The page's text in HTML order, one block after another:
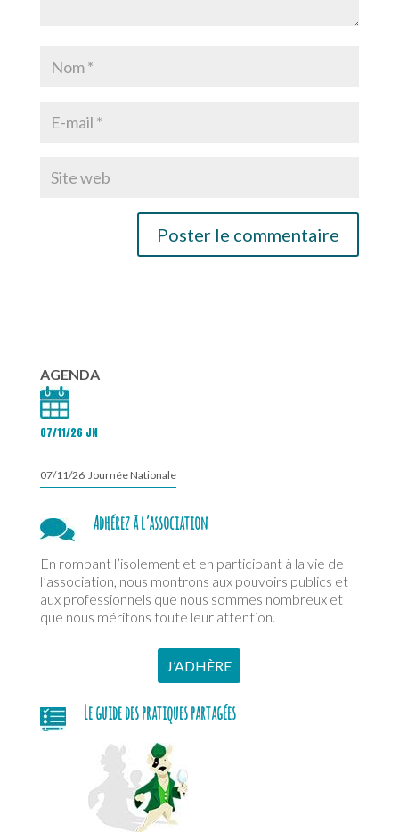
AGENDA
07/11/26 JN
07/11/26 Journée Nationale
Adhérez à l’association
En rompant l’isolement et en participant à la vie de
l’association, nous montrons aux pouvoirs publics et
aux professionnels que nous sommes nombreux et
que nous méritons toute leur attention.
J’ADHÈRE
Le guide des pratiques partagées